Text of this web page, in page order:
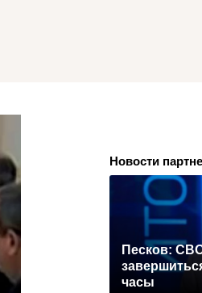
Новости
Песков:
часы